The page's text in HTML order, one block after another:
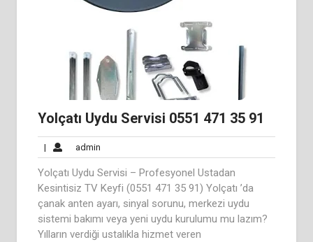
Yolçatı Uydu Servisi 0551 471 35 91
| admin
Yolçatı Uydu Servisi – Profesyonel Ustadan
Kesintisiz TV Keyfi (0551 471 35 91) Yolçatı ’da
çanak anten ayarı, sinyal sorunu, merkezi uydu
sistemi bakımı veya yeni uydu kurulumu mu lazım?
Yılların verdiği ustalıkla hizmet veren